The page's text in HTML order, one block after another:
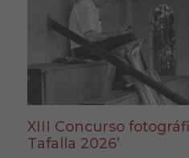
XIII Concurso
Tafalla 2026’